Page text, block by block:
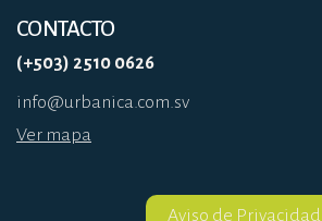
CONTACTO
(+503) 2510 0626
info@urbanica.com.sv
Ver mapa
Aviso de Privacidad